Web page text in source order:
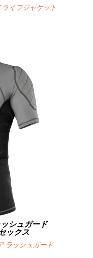
イフジャケット
シュガード
ックス
ラッシュガード